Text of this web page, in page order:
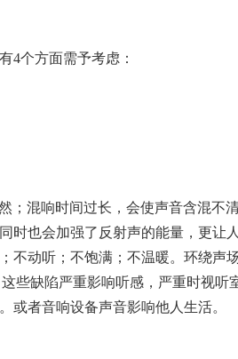
4个方面需予考虑：
；混响时间过长，会使声音含混不
时也会加强了反射声的能量，更让
不动听；不饱满；不温暖。环绕声
些缺陷严重影响听感，严重时视听
或者音响设备声音影响他人生活。